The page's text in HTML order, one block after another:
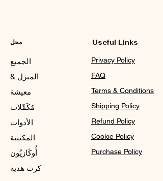
محل
الجميع
المنزل &
معيشة
مُكَمِّلات
الأدوات
المكتبية
أُوكَازيُون
كرت هدية
Useful Links
Privacy Policy
FAQ
Terms & Conditions
Shipping Policy
Refund Policy
Cookie Policy
Purchase Policy